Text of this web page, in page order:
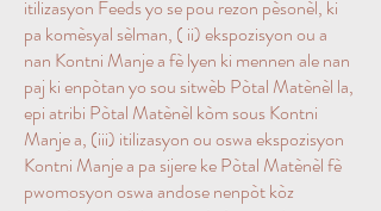
itilizasyon Feeds yo se pou rezon pèsonèl, ki
pa komèsyal sèlman, ( ii) ekspozisyon ou a
nan Kontni Manje a fè lyen ki mennen ale nan
paj ki enpòtan yo sou sitwèb Pòtal Matènèl la,
epi atribi Pòtal Matènèl kòm sous Kontni
Manje a, (iii) itilizasyon ou oswa ekspozisyon
Kontni Manje a pa sijere ke Pòtal Matènèl fè
pwomosyon oswa andose nenpòt kòz